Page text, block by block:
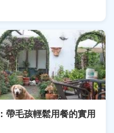
帶毛孩輕鬆用餐的實用